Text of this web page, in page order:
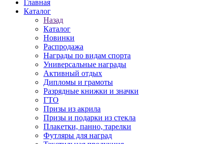
Главная
Каталог
Назад
Каталог
Новинки
Распродажа
Награды по видам спорта
Универсальные награды
Активный отдых
Дипломы и грамоты
Разрядные книжки и значки
ГТО
Призы из акрила
Призы и подарки из стекла
Плакетки, панно, тарелки
Футляры для наград